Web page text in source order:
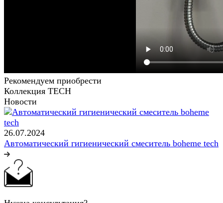
Рекомендуем приобрести
Коллекция TECH
Новости
26.07.2024
Автоматический гигиенический смеситель boheme tech